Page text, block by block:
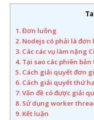
1. Đơn luồng
2. Nodejs có phải là đơn
3. Các các vụ làm nặng
4. Tại sao các phiên
5. Cách giải quyết đơn
6. Cách giải quyết thứ
7. Vấn đề có được giải
8. Sử dụng worker
9. Kết luận